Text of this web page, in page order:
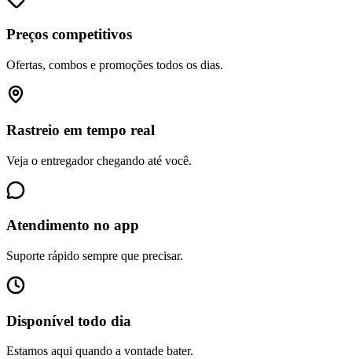
Preços competitivos
Ofertas, combos e promoções todos os dias.
Rastreio em tempo real
Veja o entregador chegando até você.
Atendimento no app
Suporte rápido sempre que precisar.
Disponível todo dia
Estamos aqui quando a vontade bater.